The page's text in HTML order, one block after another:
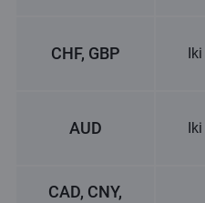
CHF, GBP
AUD
CAD, CNY,